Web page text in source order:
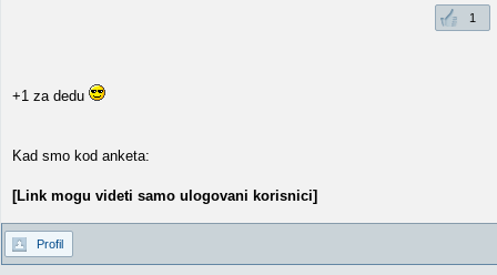
1
+1 za dedu
Kad smo kod anketa:
[Link mogu videti samo ulogovani korisnici]
Profil